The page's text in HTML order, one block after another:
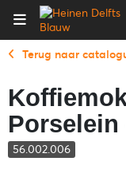
Terug naar
Porselein
56.002.006